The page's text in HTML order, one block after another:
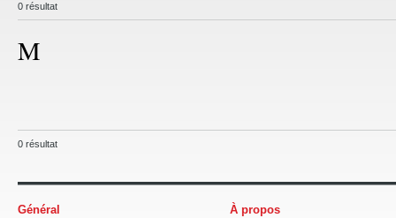
0 résultat
M
0 résultat
Général À propos